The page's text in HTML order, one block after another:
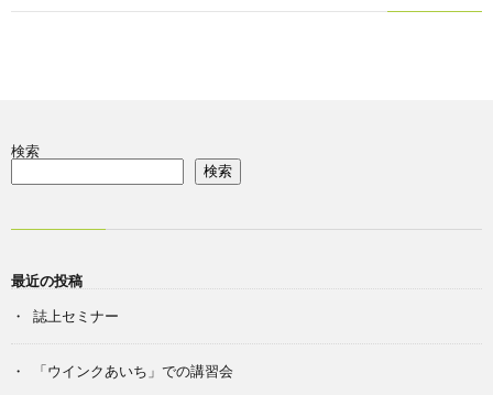
検索
検索
最近の投稿
誌上セミナー
「ウインクあいち」での講習会